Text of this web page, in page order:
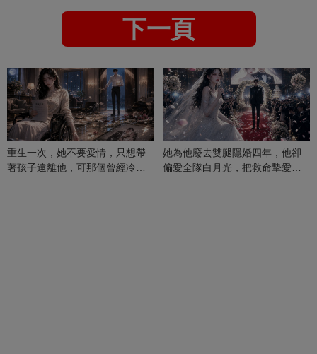
下一頁
重生一次，她不要愛情，只想帶
著孩子遠離他，可那個曾經冷漠
她為他廢去雙腿隱婚四年，他卻
偏愛全隊白月光，把救命摯愛當